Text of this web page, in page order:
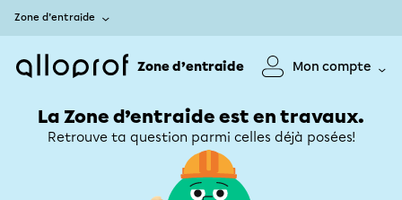
Zone d’entraide
Zone d’entraide Mon compte
La Zone d’entraide est en travaux.
Retrouve ta question parmi celles déjà posées!